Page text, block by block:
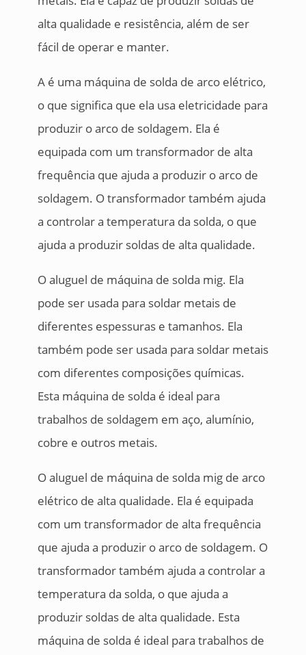
alta qualidade e resistência, além de ser
fácil de operar e manter.
A é uma máquina de solda de arco elétrico,
o que significa que ela usa eletricidade para
produzir o arco de soldagem. Ela é
equipada com um transformador de alta
frequência que ajuda a produzir o arco de
soldagem. O transformador também ajuda
a controlar a temperatura da solda, o que
ajuda a produzir soldas de alta qualidade.
O aluguel de máquina de solda mig. Ela
pode ser usada para soldar metais de
diferentes espessuras e tamanhos. Ela
também pode ser usada para soldar metais
com diferentes composições químicas.
Esta máquina de solda é ideal para
trabalhos de soldagem em aço, alumínio,
cobre e outros metais.
O aluguel de máquina de solda mig de arco
elétrico de alta qualidade. Ela é equipada
com um transformador de alta frequência
que ajuda a produzir o arco de soldagem. O
transformador também ajuda a controlar a
temperatura da solda, o que ajuda a
produzir soldas de alta qualidade. Esta
máquina de solda é ideal para trabalhos de